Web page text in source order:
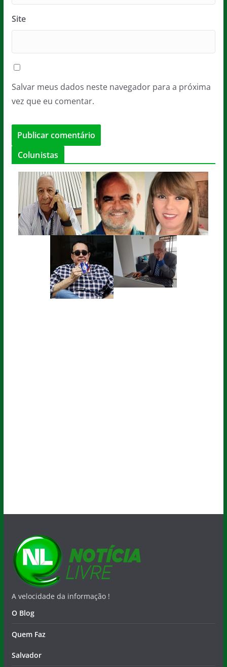
Site
Salvar meus dados neste navegador para a próxima
vez que eu comentar.
Colunistas
A velocidade da informação !
O Blog
Quem Faz
Salvador